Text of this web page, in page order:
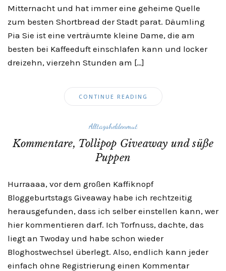
Mitternacht und hat immer eine geheime Quelle
zum besten Shortbread der Stadt parat. Däumling
Pia Sie ist eine verträumte kleine Dame, die am
besten bei Kaffeeduft einschlafen kann und locker
dreizehn, vierzehn Stunden am […]
CONTINUE READING
Alltagsheldenmut
Kommentare, Tollipop Giveaway und süße
Puppen
Hurraaaa, vor dem großen Kaffiknopf
Bloggeburtstags Giveaway habe ich rechtzeitig
herausgefunden, dass ich selber einstellen kann, wer
hier kommentieren darf. Ich Torfnuss, dachte, das
liegt an Twoday und habe schon wieder
Bloghostwechsel überlegt. Also, endlich kann jeder
einfach ohne Registrierung einen Kommentar